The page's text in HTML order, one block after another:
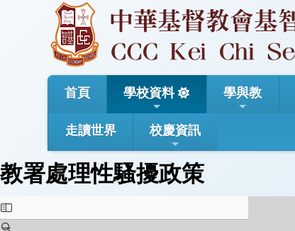
首頁 學校資料 學與教
走讀世界 校慶資訊
教署處理性騷擾政策